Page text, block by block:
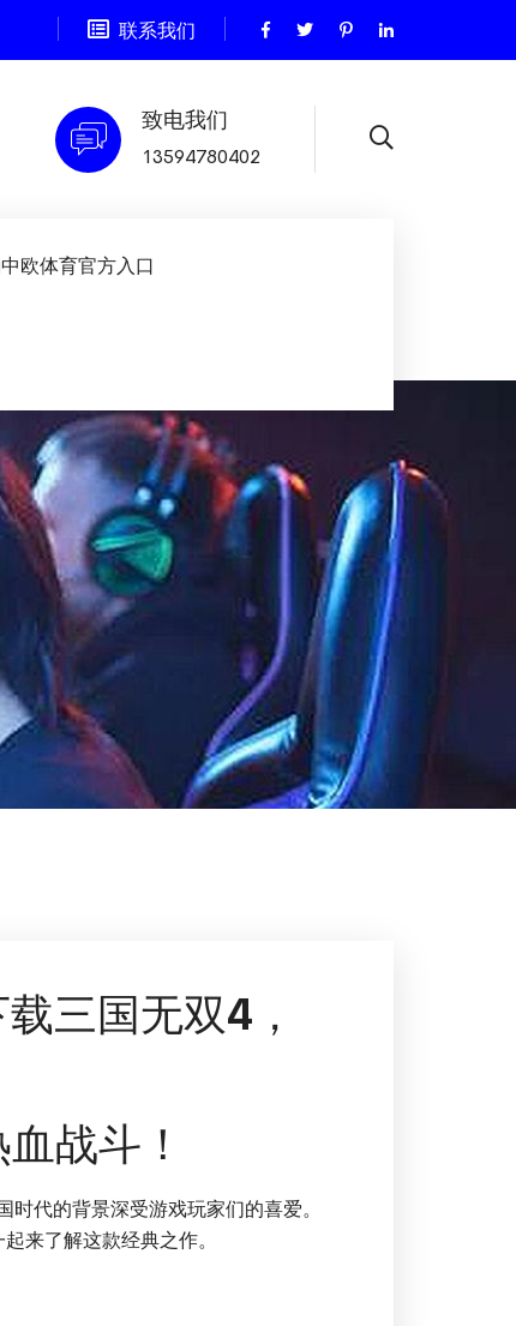
联系我们
致电我们
13594780402
欧体育官方入口
三国无双4，
战斗！
代的背景深受游戏玩家们的喜爱。
来了解这款经典之作。